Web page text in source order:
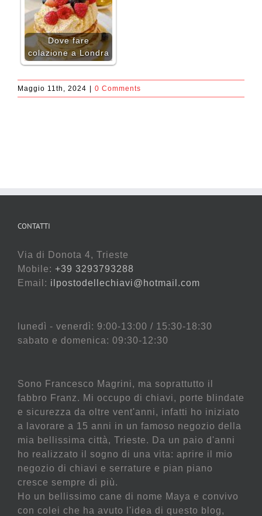
Dove fare
colazione a Londra
Maggio 11th, 2024 0 Comments
CONTATTI
Via di Donota 4, Trieste
Mobile: +39 3293793288
Email: ilpostodellechiavi@hotmail.com
lunedì - venerdì: 9:00-13:00 / 15:30-18:30
sabato e domenica: 09:30-12:30
Sono Francesco Magrini, ma soprattutto il
fabbro Franz. Mi occupo di chiavi, porte blindate
e sicurezza da oltre vent'anni, infatti ho iniziato
a lavorare a 15 anni in un famoso negozio della
mia bellissima città, Trieste. Da un paio d'anni
ho realizzato il sogno di una vita: aprire il mio
negozio di chiavi e serrature e pian piano
cresce sempre di più.
Ho un bellissimo cane di nome Maya e convivo
con colei che ha avuto l'idea di questo blog,